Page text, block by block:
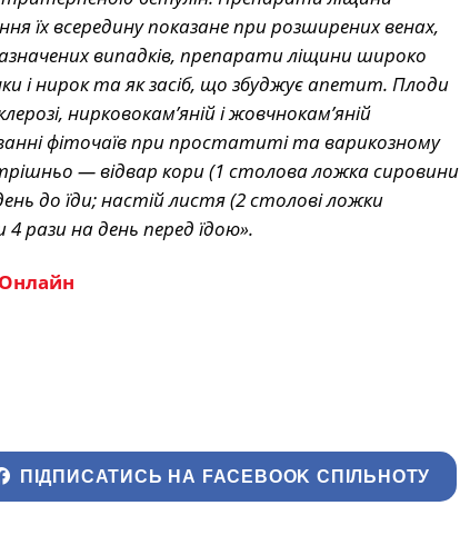
їх всередину показане при розширених венах,
випадків, препарати ліщини широко
і нирок та як засіб, що збуджує апетит. Плоди
нирковокам’яній і жовчнокам’яній
фіточаїв при простатиті та варикозному
— відвар кори (1 столова ложка сировини
до їди; настій листя (2 столові ложки
рази на день перед їдою».
ПІДПИСАТИСЬ НА FACEBOOK СПІЛЬНОТУ